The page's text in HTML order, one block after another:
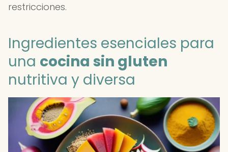
restricciones.
Ingredientes esenciales para
una cocina sin gluten
nutritiva y diversa